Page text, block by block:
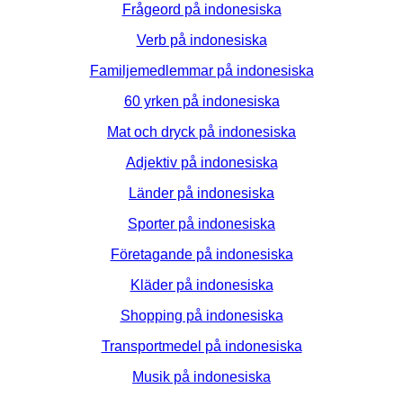
Frågeord på indonesiska
Verb på indonesiska
Familjemedlemmar på indonesiska
60 yrken på indonesiska
Mat och dryck på indonesiska
Adjektiv på indonesiska
Länder på indonesiska
Sporter på indonesiska
Företagande på indonesiska
Kläder på indonesiska
Shopping på indonesiska
Transportmedel på indonesiska
Musik på indonesiska